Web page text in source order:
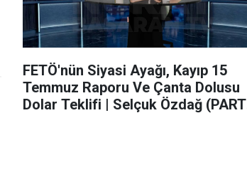
FETÖ'nün Siyasi Ayağı, Kayıp 15
Temmuz Raporu Ve Çanta Dolusu
Dolar Teklifi | Selçuk Özdağ (PART